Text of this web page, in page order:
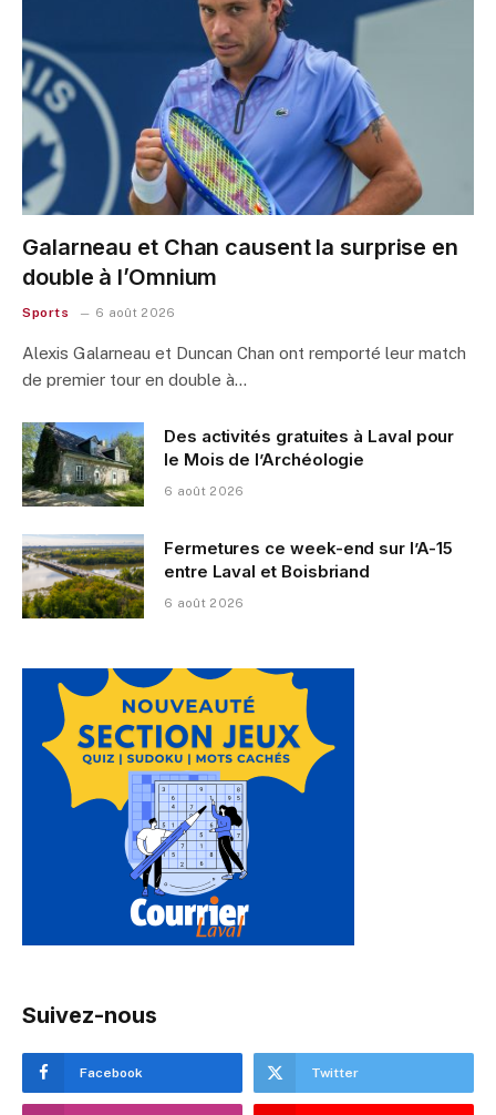
Galarneau et Chan causent la surprise en
double à l’Omnium
Sports 6 août 2026
Alexis Galarneau et Duncan Chan ont remporté leur match
de premier tour en double à…
Des activités gratuites à Laval pour
le Mois de l’Archéologie
6 août 2026
Fermetures ce week-end sur l’A-15
entre Laval et Boisbriand
6 août 2026
Suivez-nous
Facebook Twitter